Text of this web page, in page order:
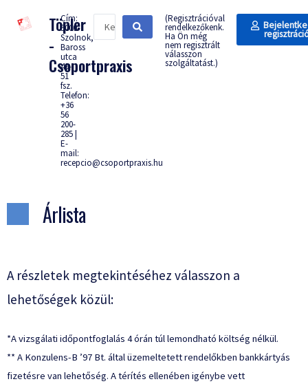
Töpler
-
Csoportpraxis
Cím:
5000
Szolnok,
Baross
utca
49-
51
fsz.
Telefon:
+36
56
200-
285 |
E-
mail:
recepcio@csoportpraxis.hu
(Regisztrációval
rendelkezőkenk.
Ha Ön még
nem regisztrált
válasszon
szolgáltatást.)
Árlista
A részletek megtekintéséhez válasszon a
lehetőségek közül:
*A vizsgálati időpontfoglalás 4 órán túl lemondható költség nélkül.
** A Konzulens-B ’97 Bt. által üzemeltetett rendelőkben bankkártyás
fizetésre van lehetőség. A térítés ellenében igénybe vett